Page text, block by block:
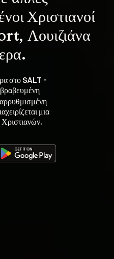
Χριστιανοί
Λουιζιάνα
στο SALT -
μια